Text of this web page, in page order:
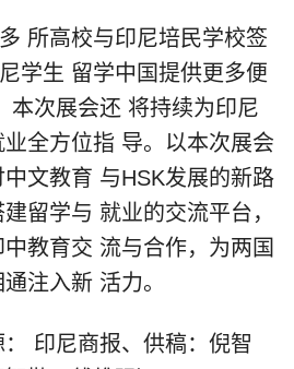
所高校与印尼培民学校签
学生 留学中国提供更多便
本次展会还 将持续为印尼
全方位指 导。以本次展会
文教育 与HSK发展的新路
留学与 就业的交流平台，
教育交 流与合作，为两国
注入新 活力。
： 印尼商报、供稿：倪智